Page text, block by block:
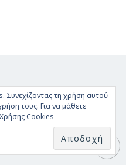
Συνεχίζοντας τη χρήση αυτού
τους. Για να μάθετε
Χρήσης Cookies